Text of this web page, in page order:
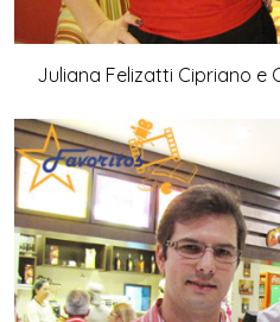
Juliana Felizatti Cipriano e